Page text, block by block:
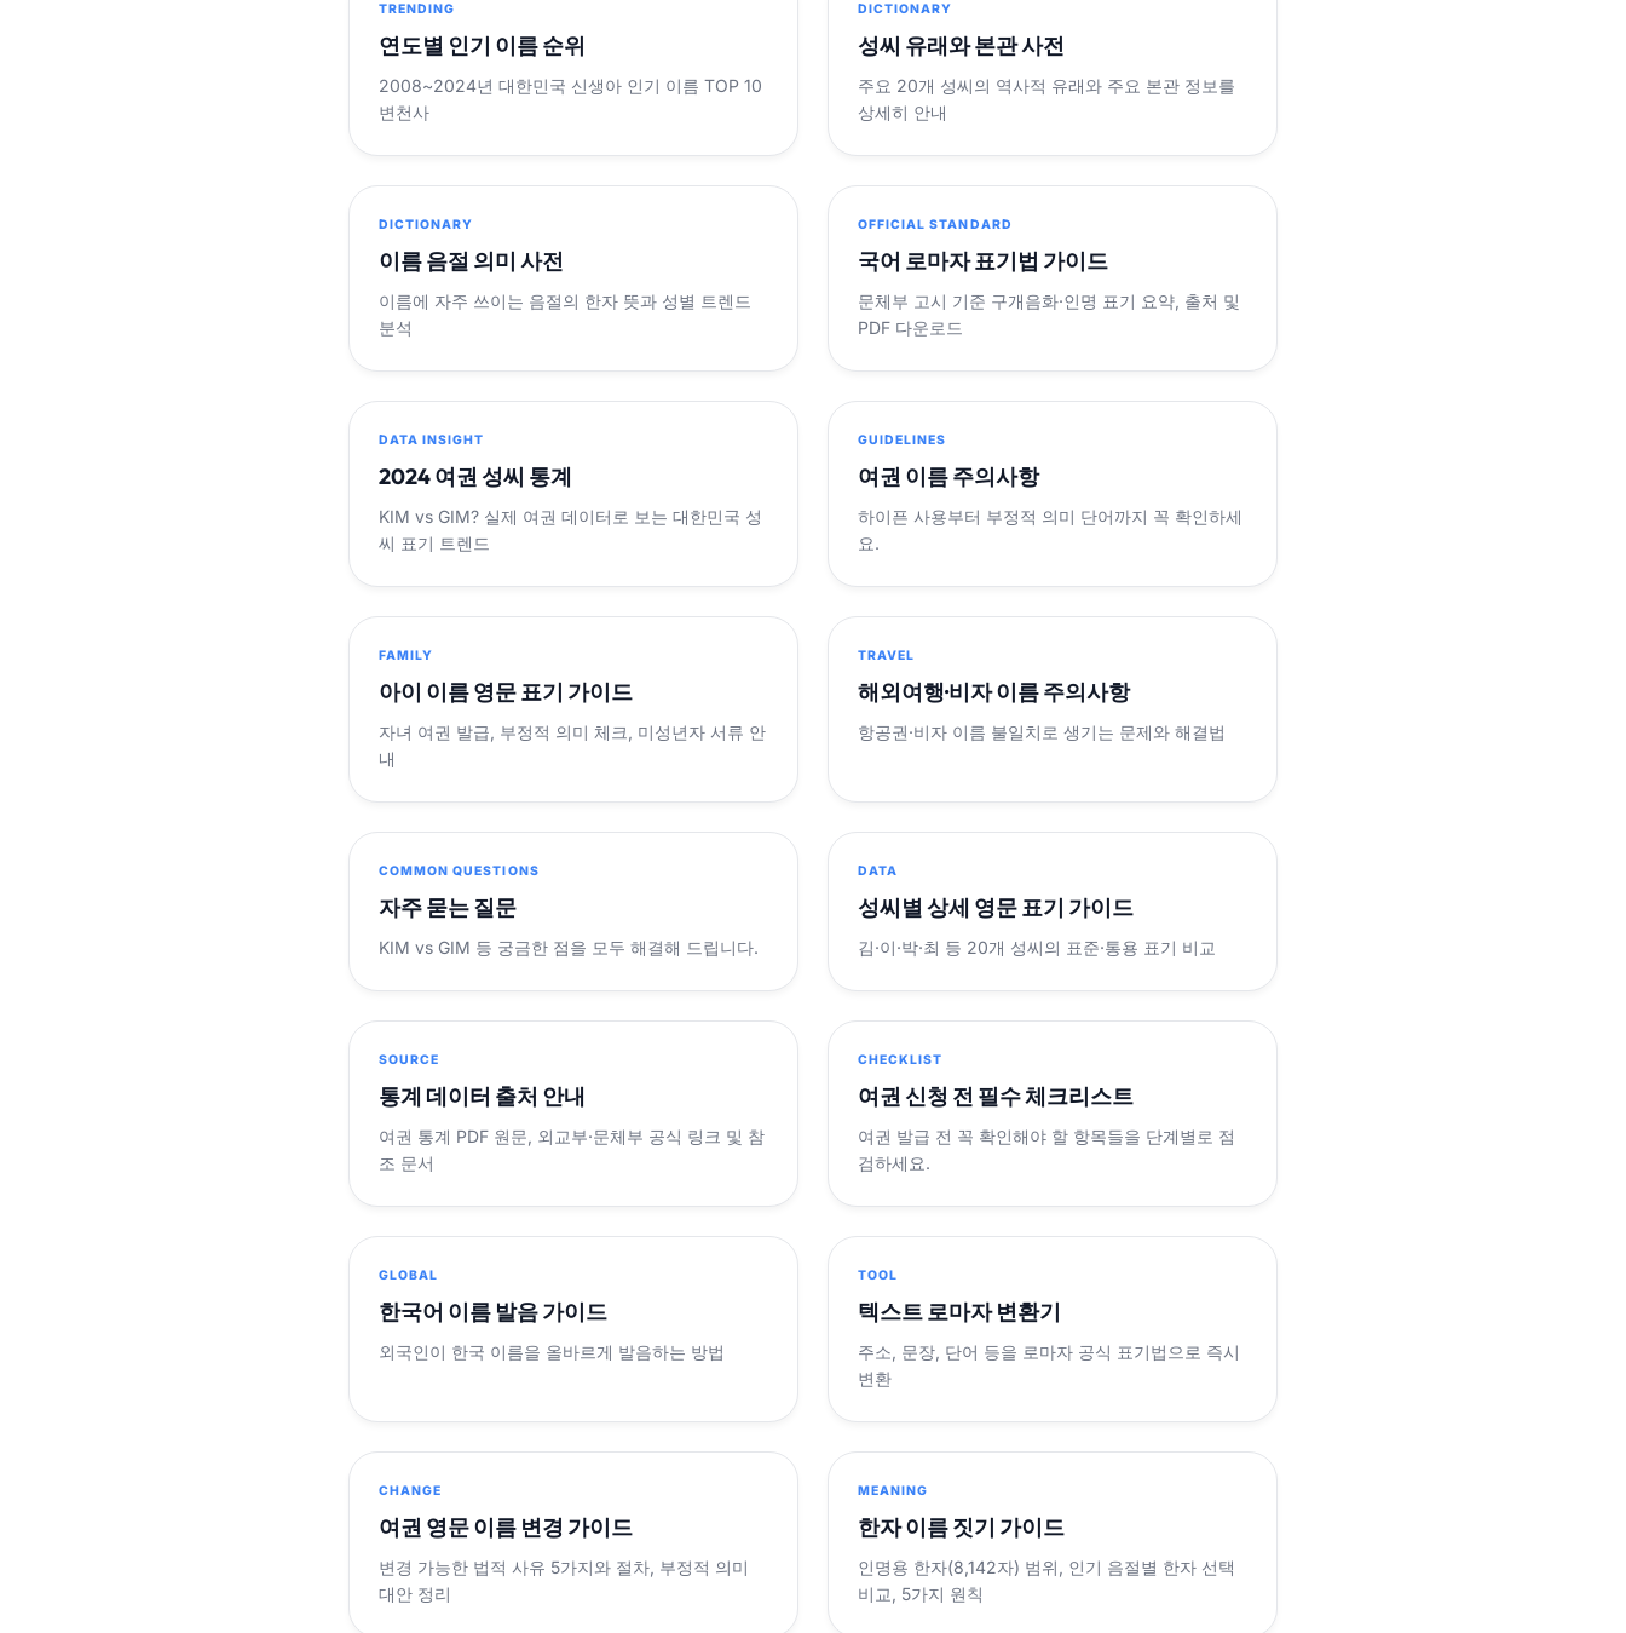
TRENDING
연도별 인기 이름 순위
2008~2024년 대한민국 신생아 인기 이름 TOP 10
변천사
DICTIONARY
성씨 유래와 본관 사전
주요 20개 성씨의 역사적 유래와 주요 본관 정보를
상세히 안내
DICTIONARY
이름 음절 의미 사전
이름에 자주 쓰이는 음절의 한자 뜻과 성별 트렌드
분석
OFFICIAL STANDARD
국어 로마자 표기법 가이드
문체부 고시 기준 구개음화·인명 표기 요약, 출처 및
PDF 다운로드
DATA INSIGHT
2024 여권 성씨 통계
KIM vs GIM? 실제 여권 데이터로 보는 대한민국 성
씨 표기 트렌드
GUIDELINES
여권 이름 주의사항
하이픈 사용부터 부정적 의미 단어까지 꼭 확인하세
요.
FAMILY
아이 이름 영문 표기 가이드
자녀 여권 발급, 부정적 의미 체크, 미성년자 서류 안
내
TRAVEL
해외여행·비자 이름 주의사항
항공권·비자 이름 불일치로 생기는 문제와 해결법
COMMON QUESTIONS
자주 묻는 질문
KIM vs GIM 등 궁금한 점을 모두 해결해 드립니다.
DATA
성씨별 상세 영문 표기 가이드
김·이·박·최 등 20개 성씨의 표준·통용 표기 비교
SOURCE
통계 데이터 출처 안내
여권 통계 PDF 원문, 외교부·문체부 공식 링크 및 참
조 문서
CHECKLIST
여권 신청 전 필수 체크리스트
여권 발급 전 꼭 확인해야 할 항목들을 단계별로 점
검하세요.
GLOBAL
한국어 이름 발음 가이드
외국인이 한국 이름을 올바르게 발음하는 방법
TOOL
텍스트 로마자 변환기
주소, 문장, 단어 등을 로마자 공식 표기법으로 즉시
변환
CHANGE
여권 영문 이름 변경 가이드
변경 가능한 법적 사유 5가지와 절차, 부정적 의미
대안 정리
MEANING
한자 이름 짓기 가이드
인명용 한자(8,142자) 범위, 인기 음절별 한자 선택
비교, 5가지 원칙